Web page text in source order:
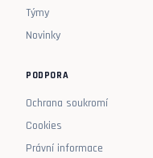
Týmy
Novinky
PODPORA
Ochrana soukromí
Cookies
Právní informace